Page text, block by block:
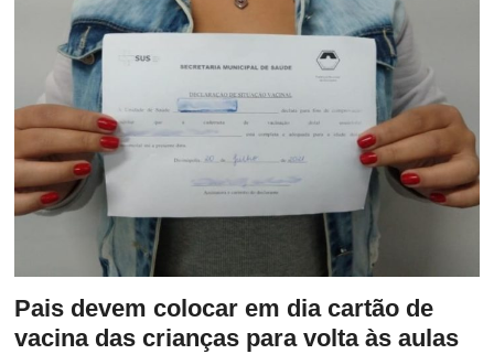
Pais devem colocar em dia cartão de
vacina das crianças para volta às aulas